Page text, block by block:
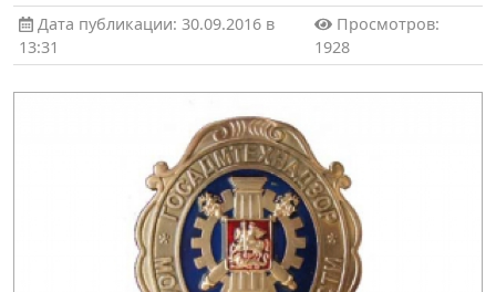
Дата публикации: 30.09.2016 в
13:31
Просмотров:
1928